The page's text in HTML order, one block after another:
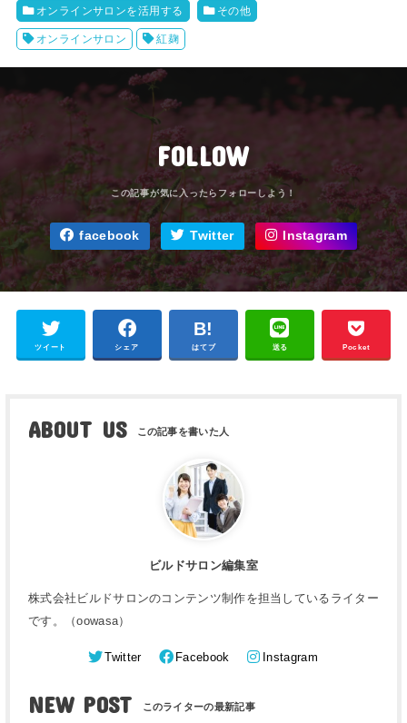
オンラインサロンを活用する その他
オンラインサロン 紅麹
FOLLOW
facebook Twitter Instagram
ツイート シェア はてブ 送る Pocket
ABOUT US
ビルドサロン編集室
株式会社ビルドサロンのコンテンツ制作を担当しているライター
です。（oowasa）
Twitter Facebook Instagram
NEW POST